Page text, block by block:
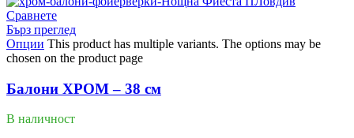
Сравнете
Бърз преглед
Опции This product has multiple variants. The options may be
chosen on the product page
Балони ХРОМ – 38 см
В наличност